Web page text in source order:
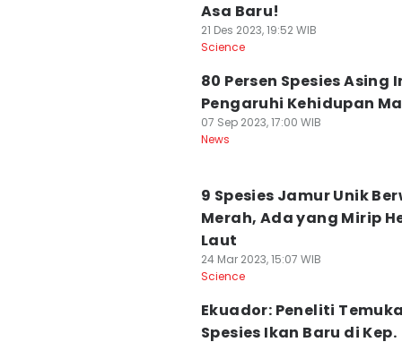
Asa Baru!
21 Des 2023, 19:52 WIB
Science
80 Persen Spesies Asing
Pengaruhi Kehidupan
07 Sep 2023, 17:00 WIB
News
9 Spesies Jamur Unik
Merah, Ada yang Mirip
Laut
24 Mar 2023, 15:07 WIB
Science
Ekuador: Peneliti
Spesies Ikan Baru di Kep.